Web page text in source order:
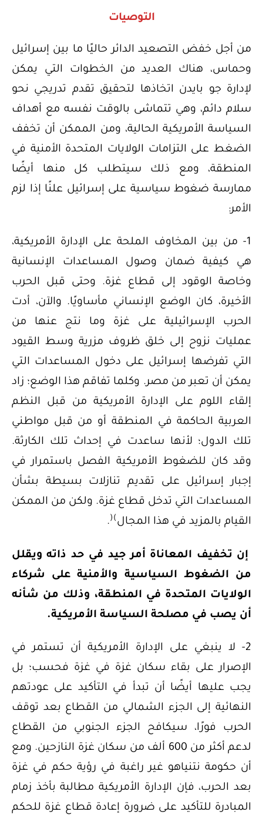
التوصيات
من أجل خفض التصعيد الدائر حاليًا ما بين إسرائيل
وحماس، هناك العديد من الخطوات التي يمكن
لإدارة جو بايدن اتخاذها لتحقيق تقدم تدريجي نحو
سلام دائم، وهي تتماشى بالوقت نفسه مع أهداف
السياسة الأمريكية الحالية، ومن الممكن أن تخفف
الضغط على التزامات الولايات المتحدة الأمنية في
المنطقة، ومع ذلك سيتطلب كل منها أيضًا
ممارسة ضغوط سياسية على إسرائيل علنًا إذا لزم
الأمر:
1- من بين المخاوف الملحة على الإدارة الأمريكية،
هي كيفية ضمان وصول المساعدات الإنسانية
وخاصة الوقود إلى قطاع غزة. وحتى قبل الحرب
الأخيرة، كان الوضع الإنساني مأساويًا. والآن، أدت
الحرب الإسرائيلية على غزة وما نتج عنها من
عمليات نزوح إلى خلق ظروف مزرية وسط القيود
التي تفرضها إسرائيل على دخول المساعدات التي
يمكن أن تعبر من مصر. وكلما تفاقم هذا الوضع؛ زاد
إلقاء اللوم على الإدارة الأمريكية من قبل النظم
العربية الحاكمة في المنطقة أو من قبل مواطني
تلك الدول؛ لأنها ساعدت في إحداث تلك الكارثة.
وقد كان للضغوط الأمريكية الفصل باستمرار في
إجبار إسرائيل على تقديم تنازلات بسيطة بشأن
المساعدات التي تدخل قطاع غزة. ولكن من الممكن
القيام بالمزيد في هذا المجال .
إن تخفيف المعاناة أمر جيد في حد ذاته ويقلل
من الضغوط السياسية والأمنية على شركاء
الولايات المتحدة في المنطقة، وذلك من شأنه
أن يصب في مصلحة السياسة الأمريكية.
2- لا ينبغي على الإدارة الأمريكية أن تستمر في
الإصرار على بقاء سكان غزة في غزة فحسب؛ بل
يجب عليها أيضًا أن تبدأ في التأكيد على عودتهم
النهائية إلى الجزء الشمالي من القطاع بعد توقف
الحرب فورًا، سيكافح الجزء الجنوبي من القطاع
لدعم أكثر من 600 ألف من سكان غزة النازحين. ومع
أن حكومة نتنياهو غير راغبة في رؤية حكم في غزة
بعد الحرب، فإن الإدارة الأمريكية مطالبة بأخذ زمام
المبادرة للتأكيد على ضرورة إعادة قطاع غزة للحكم